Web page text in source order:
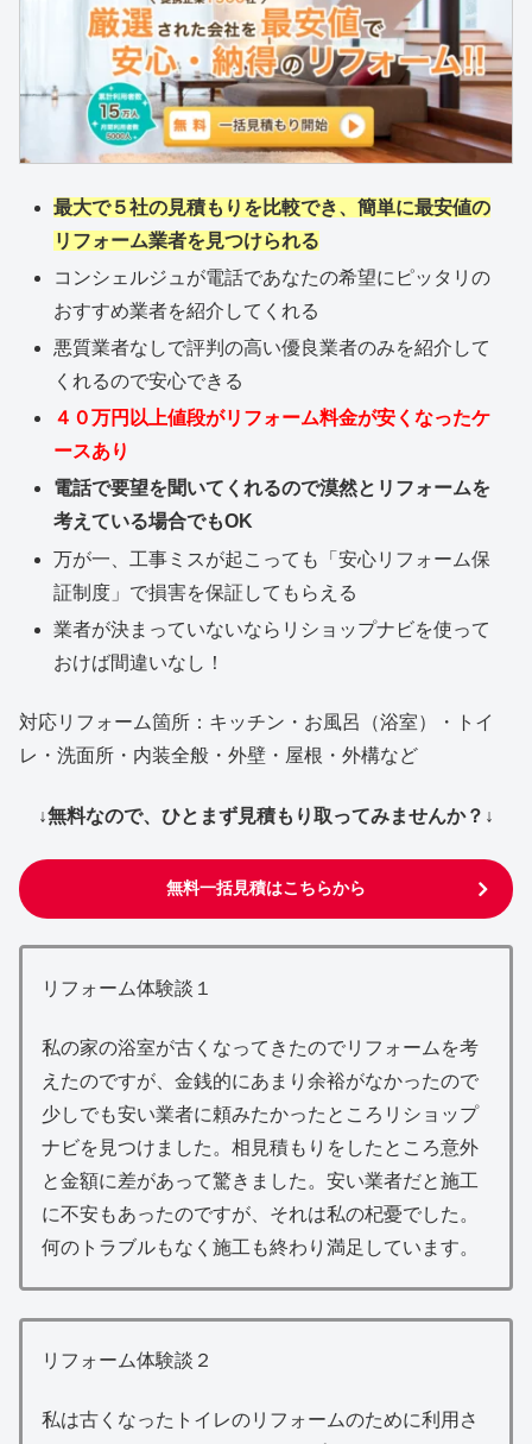
最大で５社の見積もりを比較でき、簡単に最安値の
リフォーム業者を見つけられる
コンシェルジュが電話であなたの希望にピッタリの
おすすめ業者を紹介してくれる
悪質業者なしで評判の高い優良業者のみを紹介して
くれるので安心できる
４０万円以上値段がリフォーム料金が安くなったケ
ースあり
電話で要望を聞いてくれるので漠然とリフォームを
考えている場合でもOK
万が一、工事ミスが起こっても「安心リフォーム保
証制度」で損害を保証してもらえる
業者が決まっていないならリショップナビを使って
おけば間違いなし！
対応リフォーム箇所：キッチン・お風呂（浴室）・トイ
レ・洗面所・内装全般・外壁・屋根・外構など
↓無料なので、ひとまず見積もり取ってみませんか？↓
無料一括見積はこちらから
リフォーム体験談１
私の家の浴室が古くなってきたのでリフォームを考
えたのですが、金銭的にあまり余裕がなかったので
少しでも安い業者に頼みたかったところリショップ
ナビを見つけました。相見積もりをしたところ意外
と金額に差があって驚きました。安い業者だと施工
に不安もあったのですが、それは私の杞憂でした。
何のトラブルもなく施工も終わり満足しています。
リフォーム体験談２
私は古くなったトイレのリフォームのために利用さ